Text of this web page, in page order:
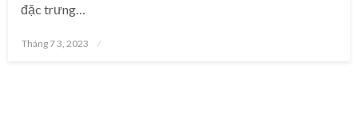
đặc trưng…
Posted
Tháng 7 3, 2023